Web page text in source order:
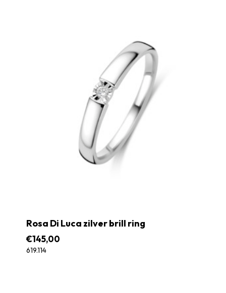
Rosa Di Luca zilver brill ring
€145,00
619.114